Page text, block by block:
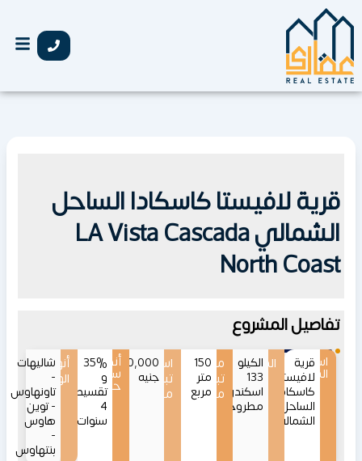
تخطي
إلى
قرية لافيستا كاسكادا الساحل
الشمالي LA Vista Cascada
North Coast
تفاصيل المشروع
اسم
المشروع
قرية
لافيستا
كاسكادا
الساحل
الشمالي
الموقع
الكيلو
133
اسكندرية
مطروح
مساحات
تبدأ
من
150
متر
مربع
اسعار
تبدأ
من
24,800,000
جنيه
أنظمة
سداد
حتى
35%
و
تقسيط
4
سنوات
أنواع
الوحدات
شاليهات
-
تاونهاوس
- توين
هاوس
-
بنتهاوس